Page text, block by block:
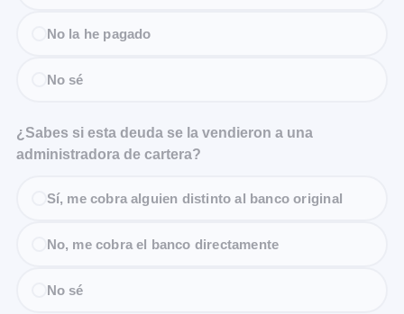
No la he pagado
No sé
¿Sabes si esta deuda se la vendieron a una
administradora de cartera?
Sí, me cobra alguien distinto al banco original
No, me cobra el banco directamente
No sé